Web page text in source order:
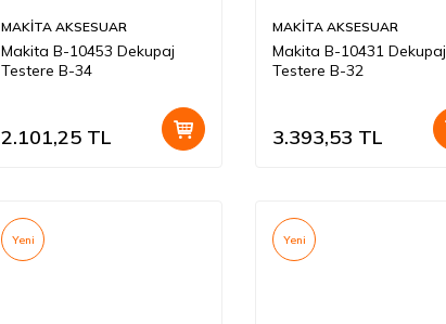
MAKİTA AKSESUAR
Makita B-10453 Dekupaj
Testere B-34
2.101,25 TL
MAKİTA AKSESUAR
Makita B-10431 Dekupaj
Testere B-32
3.393,53 TL
Yeni Yeni